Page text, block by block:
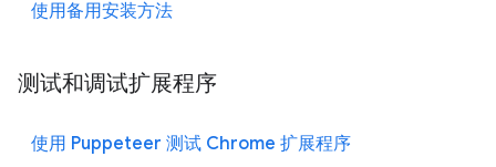
使用备用安装方法
测试和调试扩展程序
使用 Puppeteer 测试 Chrome 扩展程序